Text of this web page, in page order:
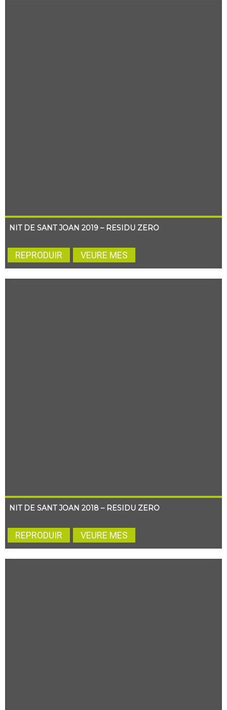
NIT DE SANT JOAN 2019 – RESIDU ZERO
REPRODUIR VEURE MES
NIT DE SANT JOAN 2018 – RESIDU ZERO
REPRODUIR VEURE MES